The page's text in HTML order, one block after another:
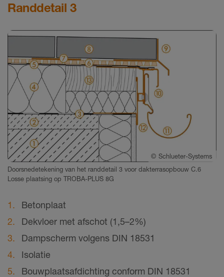
Randdetail 3
© Schlueter-Systems
Doorsnedetekening van het randdetail 3 voor dakterrasopbouw C.6
Losse plaatsing op TROBA-PLUS 8G
Betonplaat
Dekvloer met afschot (1,5–2%)
Dampscherm volgens DIN 18531
Isolatie
Bouwplaatsafdichting conform DIN 18531